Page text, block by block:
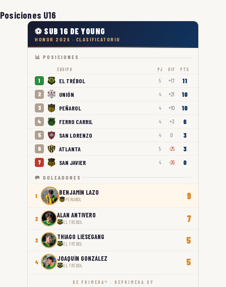
Posiciones U16
⚽ SUB 16 DE YOUNG
HONOR 2026 · CLASIFICATORIO
📊 POSICIONES
EQUIPO PJ DIF PTS
1 EL TRÉBOL 5 +17 11
2 UNIÓN 4 +21 10
3 PEÑAROL 4 +10 10
4 FERRO CARRIL 4 +3 6
5 SAN LORENZO 4 0 3
6 ATLANTA 5 -25 3
7 SAN JAVIER 4 -26 0
🥅 GOLEADORES
1 BENJAMÍN LAZO
PEÑAROL 9
2 ALAN ANTIVERO
EL TRÉBOL 7
3 THIAGO LIESEGANG
EL TRÉBOL 5
4 JOAQUÍN GONZÁLEZ
EL TRÉBOL 5
DE PRIMERA™ · DEPRIMERA.UY